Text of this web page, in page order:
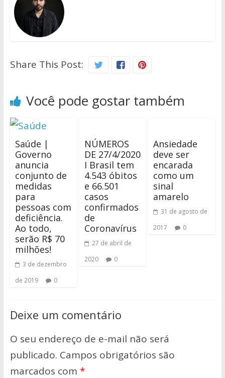
Share This Post:
Você pode gostar também
Saúde |
Governo
anuncia
conjunto de
medidas
para
pessoas com
deficiência.
Ao todo,
serão R$ 70
milhões!
3 de dezembro
de 2019
0
NÚMEROS
DE 27/4/2020
I Brasil tem
4.543 óbitos
e 66.501
casos
confirmados
de
Coronavírus
27 de abril de
2020
0
Ansiedade
deve ser
encarada
como um
sinal
amarelo
31 de agosto de
2017
0
Deixe um comentário
O seu endereço de e-mail não será
publicado. Campos obrigatórios são
marcados com *